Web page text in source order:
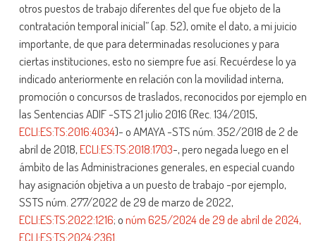
otros puestos de trabajo diferentes del que fue objeto de la
contratación temporal inicial” (ap. 52), omite el dato, a mi juicio
importante, de que para determinadas resoluciones y para
ciertas instituciones, esto no siempre fue así. Recuérdese lo ya
indicado anteriormente en relación con la movilidad interna,
promoción o concursos de traslados, reconocidos por ejemplo en
las Sentencias ADIF -STS 21 julio 2016 (Rec. 134/2015,
ECLI:ES:TS:2016:4034)- o AMAYA -STS núm. 352/2018 de 2 de
abril de 2018,ECLI:ES:TS:2018:1703-, pero negada luego en el
ámbito de las Administraciones generales, en especial cuando
hay asignación objetiva a un puesto de trabajo -por ejemplo,
SSTS núm. 277/2022 de 29 de marzo de 2022,
ECLI:ES:TS:2022:1216; onúm 625/2024 de 29 de abril de 2024,
ECLI:ES:TS:2024:2361